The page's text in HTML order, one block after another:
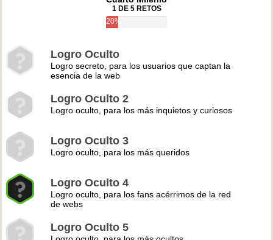
1 DE 5 RETOS
20%
Logro Oculto
Logro secreto, para los usuarios que captan la
esencia de la web
Logro Oculto 2
Logro oculto, para los más inquietos y curiosos
Logro Oculto 3
Logro oculto, para los más queridos
Logro Oculto 4
Logro oculto, para los fans acérrimos de la red
de webs
Logro Oculto 5